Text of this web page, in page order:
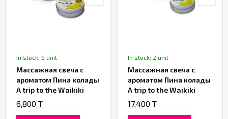
In stock: 6 unit
Массажная свеча с
ароматом Пина колады
A trip to the Waikiki
«Petits Joujoux» от
«Mystim» 43 ML
6,800 T
In stock: 2 unit
Массажная свеча с
ароматом Пина колады
A trip to the Waikiki
«Petits Joujoux» от
«Mystim» 120 ML
17,400 T